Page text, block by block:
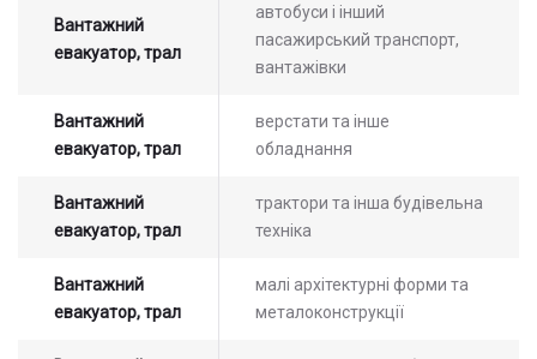
Вантажний
евакуатор, трал
автобуси і інший
пасажирський транспорт,
вантажівки
Вантажний
евакуатор, трал
верстати та інше
обладнання
Вантажний
евакуатор, трал
трактори та інша будівельна
техніка
Вантажний
евакуатор, трал
малі архітектурні форми та
металоконструкції
стоимости услуг с нашим
вартості послуг з нашим